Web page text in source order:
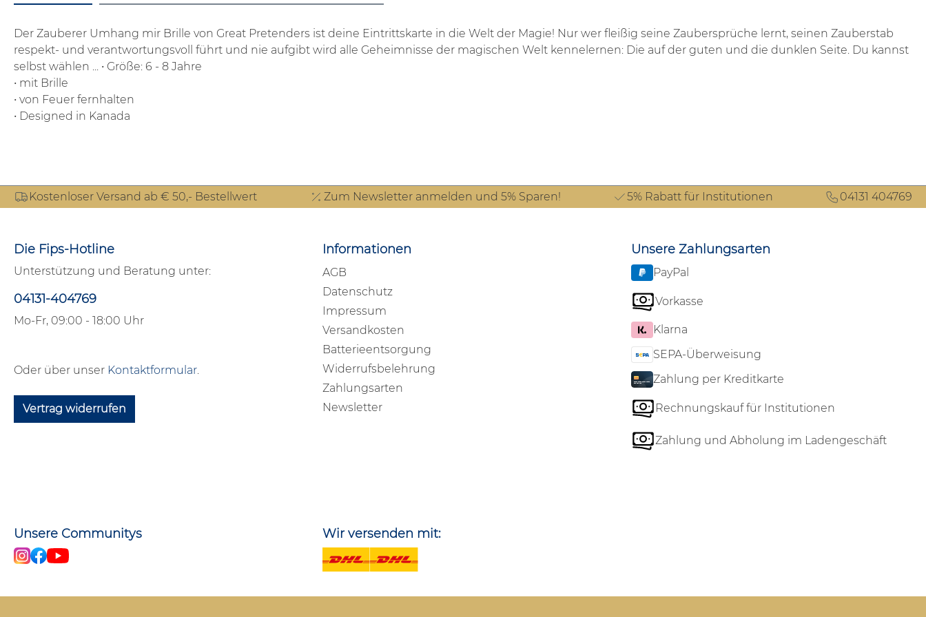
Der Zauberer Umhang mir Brille von Great Pretenders ist deine Eintrittskarte in die Welt der Magie! Nur wer fleißig seine Zaubersprüche lernt, seinen Zauberstab
respekt- und verantwortungsvoll führt und nie aufgibt wird alle Geheimnisse der magischen Welt kennelernen: Die auf der guten und die dunklen Seite. Du kannst
selbst wählen ... • Größe: 6 - 8 Jahre
• mit Brille
• von Feuer fernhalten
• Designed in Kanada
Kostenloser Versand ab € 50,- Bestellwert Zum Newsletter anmelden und 5% Sparen! 5% Rabatt für Institutionen 04131 404769
Die Fips-Hotline
Unterstützung und Beratung unter:
04131-404769
Mo-Fr, 09:00 - 18:00 Uhr
Oder über unser Kontaktformular.
Vertrag widerrufen
Informationen
AGB
Datenschutz
Impressum
Versandkosten
Batterieentsorgung
Widerrufsbelehrung
Zahlungsarten
Newsletter
Unsere Zahlungsarten
PayPal
Vorkasse
Klarna
SEPA-Überweisung
Zahlung per Kreditkarte
Rechnungskauf für Institutionen
Zahlung und Abholung im Ladengeschäft
Unsere Communitys Wir versenden mit: